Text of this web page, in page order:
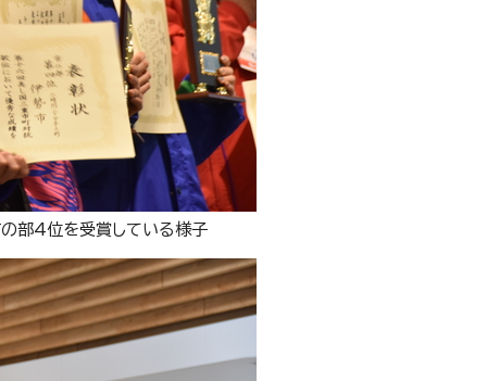
部4位を受賞している様子